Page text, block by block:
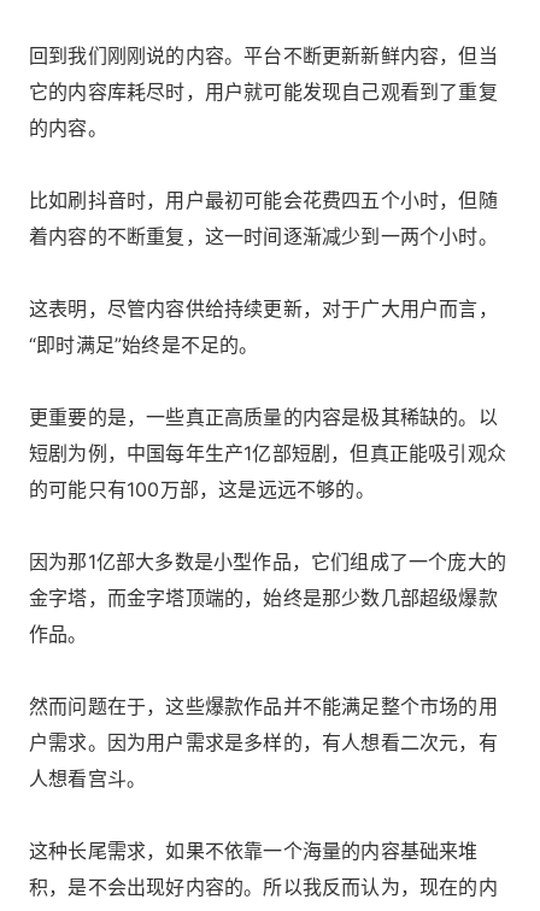
回到我们刚刚说的内容。平台不断更新新鲜内容，但当
它的内容库耗尽时，用户就可能发现自己观看到了重复
的内容。
比如刷抖音时，用户最初可能会花费四五个小时，但随
着内容的不断重复，这一时间逐渐减少到一两个小时。
这表明，尽管内容供给持续更新，对于广大用户而言，
“即时满足”始终是不足的。
更重要的是，一些真正高质量的内容是极其稀缺的。以
短剧为例，中国每年生产1亿部短剧，但真正能吸引观众
的可能只有100万部，这是远远不够的。
因为那1亿部大多数是小型作品，它们组成了一个庞大的
金字塔，而金字塔顶端的，始终是那少数几部超级爆款
作品。
然而问题在于，这些爆款作品并不能满足整个市场的用
户需求。因为用户需求是多样的，有人想看二次元，有
人想看宫斗。
这种长尾需求，如果不依靠一个海量的内容基础来堆
积，是不会出现好内容的。所以我反而认为，现在的内